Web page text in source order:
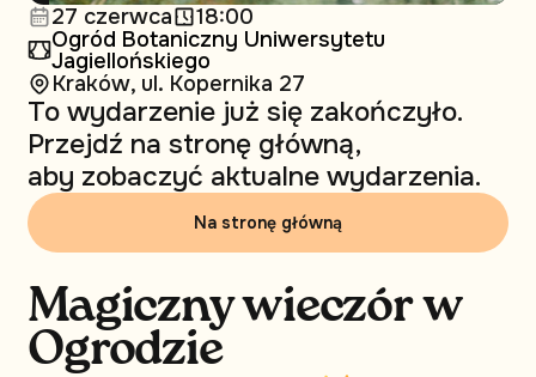
27 czerwca 18:00
Ogród Botaniczny Uniwersytetu
Jagiellońskiego
Kraków, ul. Kopernika 27
To wydarzenie już się zakończyło.
Przejdź na stronę główną,
aby zobaczyć aktualne wydarzenia.
Na stronę główną
Magiczny wieczór w
Ogrodzie